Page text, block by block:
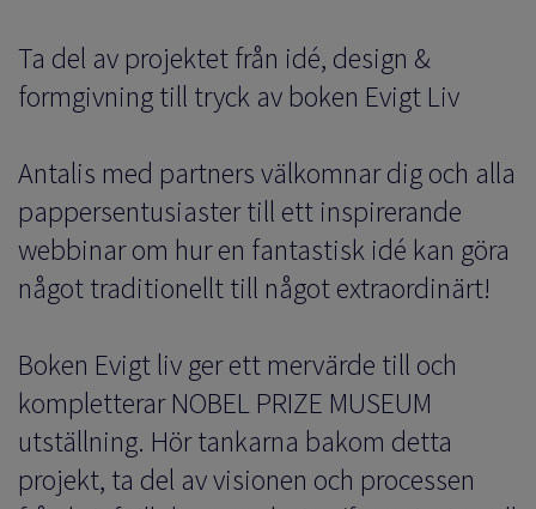
Ta del av projektet från idé, design &
formgivning till tryck av boken Evigt Liv
Antalis med partners välkomnar dig och alla
pappersentusiaster till ett inspirerande
webbinar om hur en fantastisk idé kan göra
något traditionellt till något extraordinärt!
Boken Evigt liv ger ett mervärde till och
kompletterar NOBEL PRIZE MUSEUM
utställning. Hör tankarna bakom detta
projekt, ta del av visionen och processen